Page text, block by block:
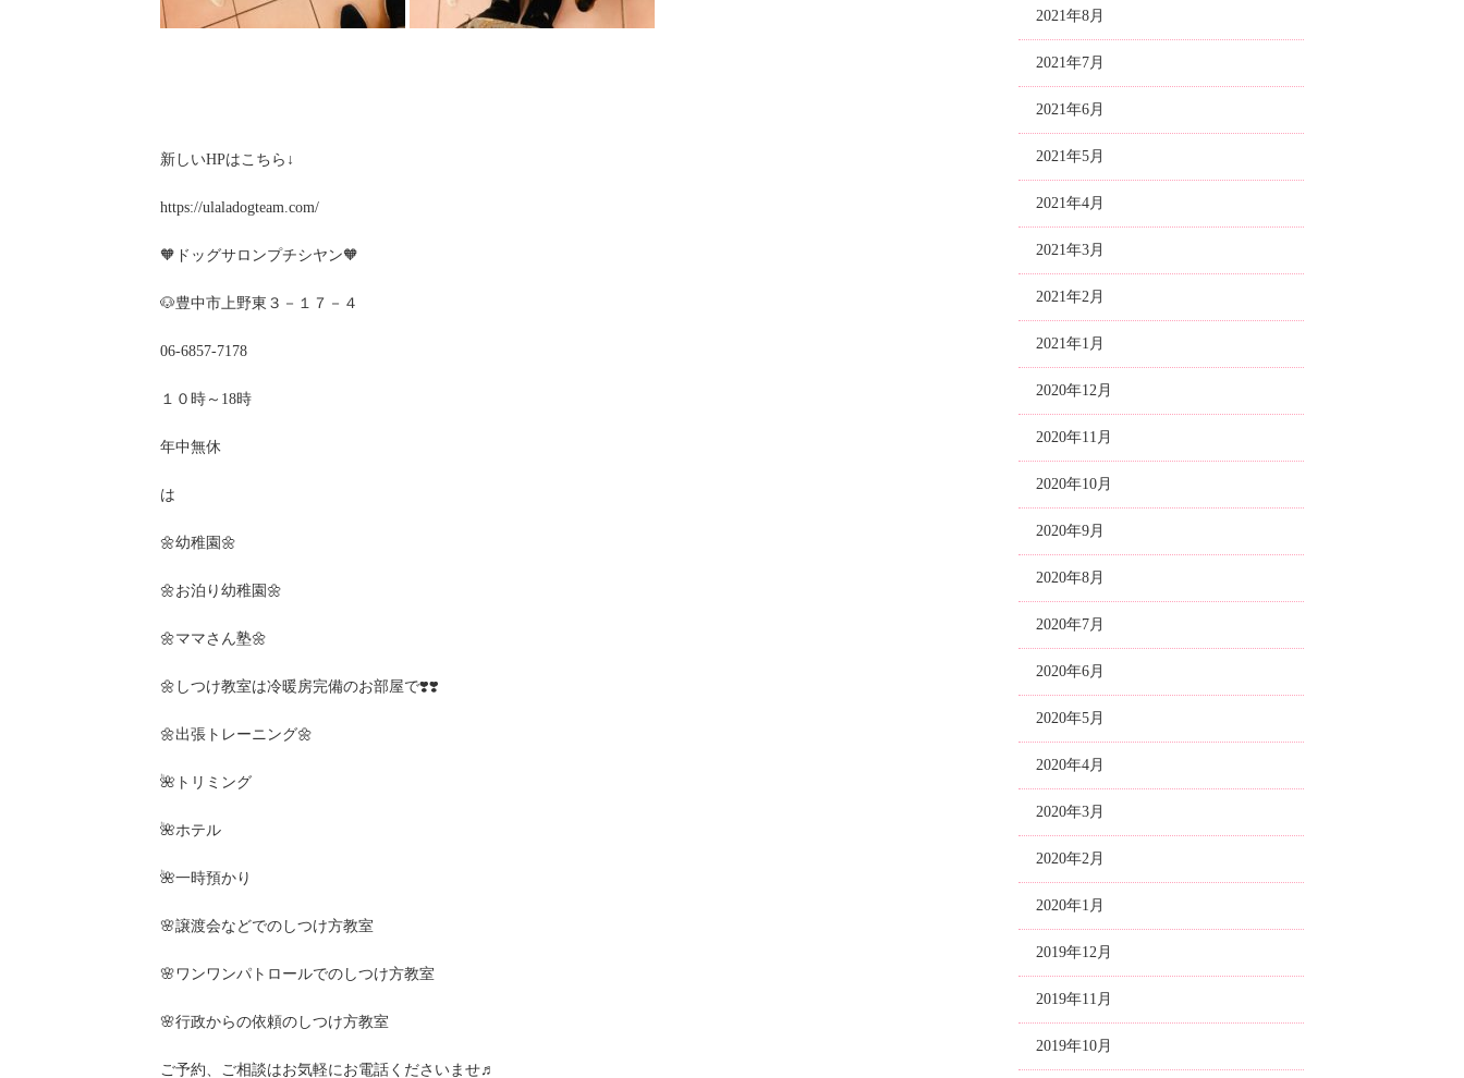
新しいHPはこちら↓
https://ulaladogteam.com/
🧡ドッグサロンプチシヤン🧡
🐶豊中市上野東３－１７－４
06-6857-7178
１０時～18時
年中無休
は
🌼幼稚園🌼
🌼お泊り幼稚園🌼
🌼ママさん塾🌼
🌼しつけ教室は冷暖房完備のお部屋で❣️❣️
🌼出張トレーニング🌼
🌺トリミング
🌺ホテル
🌺一時預かり
🌸譲渡会などでのしつけ方教室
🌸ワンワンパトロールでのしつけ方教室
🌸行政からの依頼のしつけ方教室
ご予約、ご相談はお気軽にお電話くださいませ♬
2021年8月
2021年7月
2021年6月
2021年5月
2021年4月
2021年3月
2021年2月
2021年1月
2020年12月
2020年11月
2020年10月
2020年9月
2020年8月
2020年7月
2020年6月
2020年5月
2020年4月
2020年3月
2020年2月
2020年1月
2019年12月
2019年11月
2019年10月